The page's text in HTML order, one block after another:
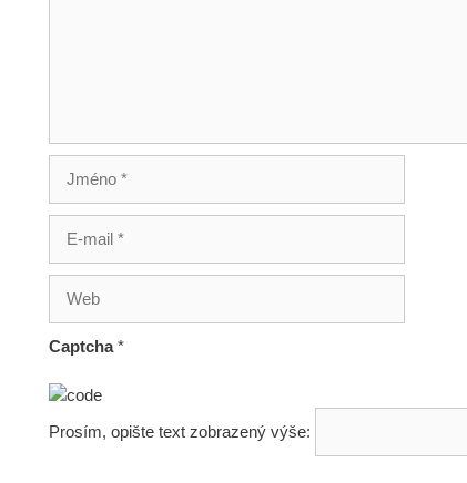
mail
Captcha*
Prosím, opište text zobrazený výše: